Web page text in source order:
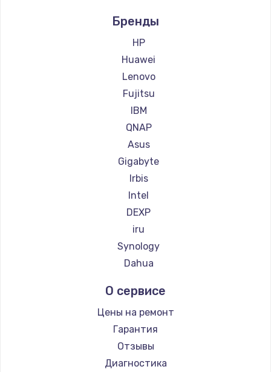
Бренды
HP
Huawei
Lenovo
Fujitsu
IBM
QNAP
Asus
Gigabyte
Irbis
Intel
DEXP
iru
Synology
Dahua
О сервисе
Цены на ремонт
Гарантия
Отзывы
Диагностика